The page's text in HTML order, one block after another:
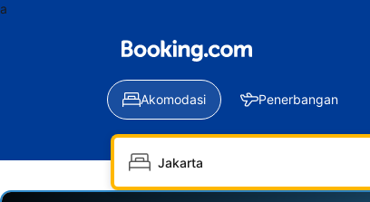
a
Akomodasi Penerbangan